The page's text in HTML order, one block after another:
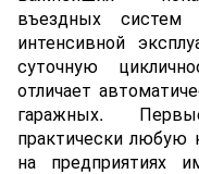
въездных систем
интенсивной
суточную
отличает
гаражных.
практически любую
на предприятиях